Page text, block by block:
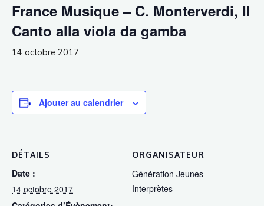
France Musique – C. Monterverdi, Il
Canto alla viola da gamba
14 octobre 2017
Ajouter au calendrier
DÉTAILS
Date :
14 octobre 2017
ORGANISATEUR
Génération Jeunes
Interprètes